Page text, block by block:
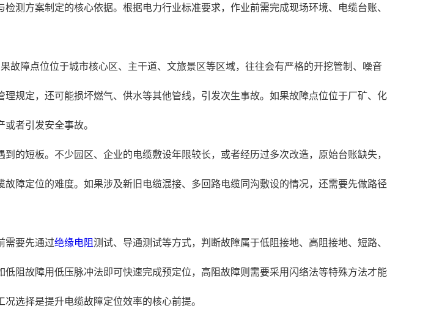
测方案制定的核心依据。根据电力行业标准要求，作业前需完成现场环境、电缆台账、
障点位位于城市核心区、主干道、文旅景区等区域，往往会有严格的开挖管制、噪音
规定，还可能损坏燃气、供水等其他管线，引发次生事故。如果故障点位位于厂矿、化
者引发安全事故。
的短板。不少园区、企业的电缆敷设年限较长，或者经历过多次改造，原始台账缺失，
障定位的难度。如果涉及新旧电缆混接、多回路电缆同沟敷设的情况，还需要先做路径
需要先通过绝缘电阻测试、导通测试等方式，判断故障属于低阻接地、高阻接地、短路、
阻故障用低压脉冲法即可快速完成预定位，高阻故障则需要采用闪络法等特殊方法才能
选择是提升电缆故障定位效率的核心前提。